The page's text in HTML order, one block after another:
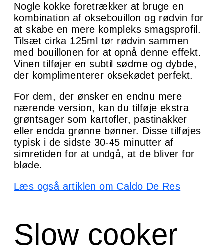
Nogle kokke foretrækker at bruge en
kombination af oksebouillon og rødvin for
at skabe en mere kompleks smagsprofil.
Tilsæt cirka 125ml tør rødvin sammen
med bouillonen for at opnå denne effekt.
Vinen tilføjer en subtil sødme og dybde,
der komplimenterer oksekødet perfekt.
For dem, der ønsker en endnu mere
nærende version, kan du tilføje ekstra
grøntsager som kartofler, pastinakker
eller endda grønne bønner. Disse tilføjes
typisk i de sidste 30-45 minutter af
simretiden for at undgå, at de bliver for
bløde.
Læs også artiklen om Caldo De Res
Slow cooker